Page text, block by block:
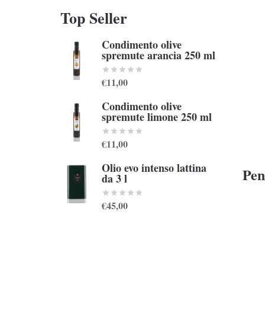
Top Seller
Condimento olive
spremute arancia 250 ml
€11,00
Condimento olive
spremute limone 250 ml
€11,00
Olio evo intenso lattina
da 3 l
€45,00